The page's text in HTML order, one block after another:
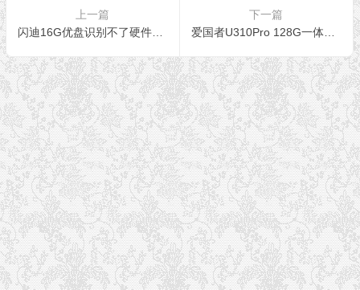
上一篇
闪迪16G优盘识别不了硬件故障拆芯片恢复成功
下一篇
爱国者U310Pro 128G一体化U盘数据恢复成功